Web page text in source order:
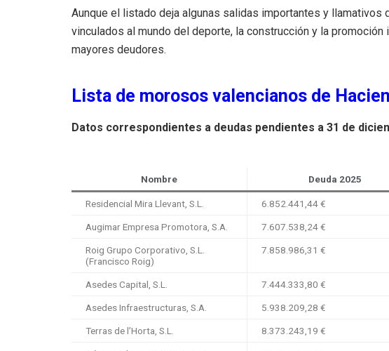
Aunque el listado deja algunas salidas importantes y llamativos
vinculados al mundo del deporte, la construcción y la
mayores deudores.
Lista de morosos valencianos de
Datos correspondientes a deudas pendientes a 31 de
Nombre Deuda 2025
Residencial Mira Llevant, S.L. 6.852.441,44 €
Augimar Empresa Promotora, S.A. 7.607.538,24 €
Roig Grupo Corporativo, S.L.
(Francisco Roig)
7.858.986,31 €
Asedes Capital, S.L. 7.444.333,80 €
Asedes Infraestructuras, S.A. 5.938.209,28 €
Terras de l’Horta, S.L. 8.373.243,19 €